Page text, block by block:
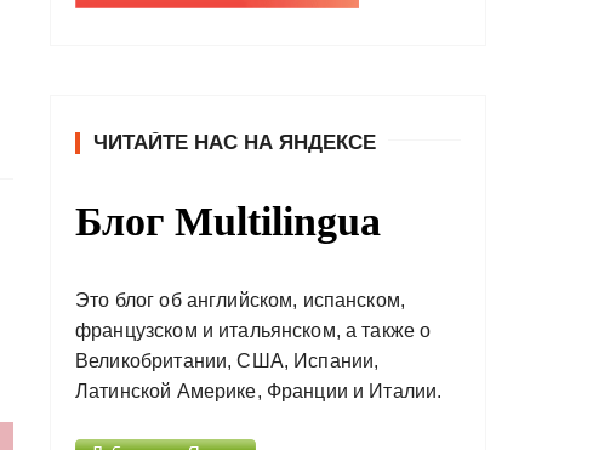
ЧИТАЙТЕ НАС НА ЯНДЕКСЕ
Блог Multilingua
Это блог об английском, испанском,
французском и итальянском, а также о
Великобритании, США, Испании,
Латинской Америке, Франции и Италии.